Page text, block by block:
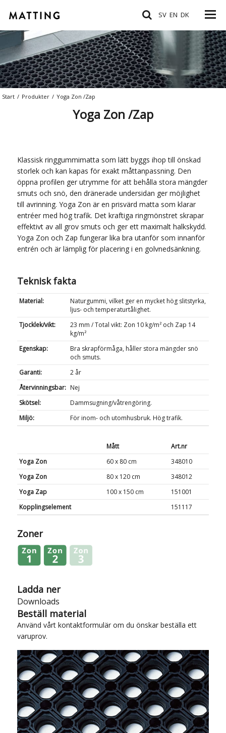
SV EN DK
Start / Produkter / Yoga Zon /Zap
Yoga Zon /Zap
Klassisk ringgummimatta som lätt byggs ihop till önskad
storlek och kan kapas för exakt måttanpassning. Den
öppna profilen ger utrymme för att behålla stora mängder
smuts och snö, den dränerade undersidan ger möjlighet
till avrinning. Yoga Zon är en prisvärd matta som klarar
entréer med hög trafik. Det kraftiga ringmönstret skrapar
effektivt av all grov smuts och ger ett maximalt halkskydd.
Yoga Zon och Zap fungerar lika bra utanför som innanför
entrén och är lämplig för placering i en golvnedsänkning.
Teknisk fakta
Material:
Naturgummi, vilket ger en mycket hög slitstyrka,
ljus- och temperaturtålighet.
Tjocklek/vikt:
23 mm / Total vikt: Zon 10 kg/m² och Zap 14
kg/m²
Egenskap:
Bra skrapförmåga, håller stora mängder snö
och smuts.
Garanti:
2 år
Återvinningsbar: Nej
Skötsel:
Dammsugning/våtrengöring.
Miljö:
För inom- och utomhusbruk. Hög trafik.
Mått
Art.nr
Yoga Zon
60 x 80 cm
348010
Yoga Zon
80 x 120 cm
348012
Yoga Zap
100 x 150 cm
151001
Kopplingselement
151117
Zoner
Ladda ner
Downloads
Beställ material
Använd vårt kontaktformulärom du önskar beställa ett
varuprov.